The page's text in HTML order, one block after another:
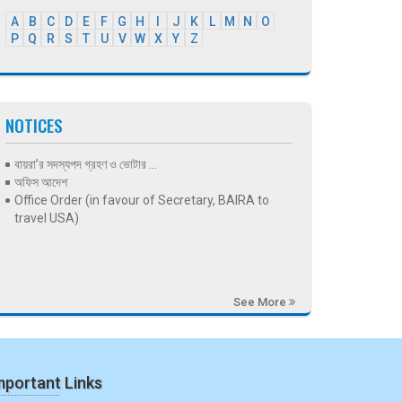
A B C D E F G H J K L M N
O
P
Q R S T U V W X Y Z
NOTICES
বায়রা’র সদস্যপদ গ্রহণ ও ভোটার ...
অফিস আদেশ
Office Order (in favour of Secretary, BAIRA to
travel USA)
See More
Links